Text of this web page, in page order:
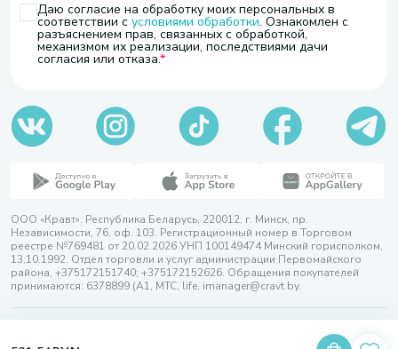
Даю согласие на обработку моих персональных в
соответствии с условиями обработки. Ознакомлен с
разъяснением прав, связанных с обработкой,
механизмом их реализации, последствиями дачи
согласия или отказа.
ООО «Кравт». Республика Беларусь, 220012, г. Минск, пр.
Независимости, 76, оф. 103. Регистрационный номер в Торговом
реестре №769481 от 20.02.2026 УНП 100149474 Минский горисполком,
13.10.1992. Отдел торговли и услуг администрации Первомайского
района, +375172151740; +375172152626. Обращения покупателей
принимаются: 6378899 (А1, МТС, life, imanager@cravt.by.